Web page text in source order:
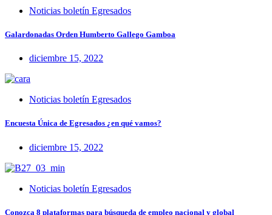
Noticias boletín Egresados
Galardonadas Orden Humberto Gallego Gamboa
diciembre 15, 2022
Noticias boletín Egresados
Encuesta Única de Egresados ¿en qué vamos?
diciembre 15, 2022
Noticias boletín Egresados
Conozca 8 plataformas para búsqueda de empleo nacional y global